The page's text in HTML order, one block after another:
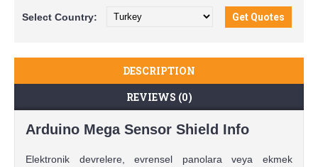
Select Country:
DESCRIPTION
REVIEWS (0)
Arduino Mega Sensor Shield Info
Elektronik devrelere, evrensel panolara veya ekmek